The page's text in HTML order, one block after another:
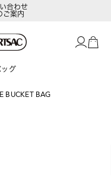
Club
合わせ
ご案内
ッグ
BUCKET BAG